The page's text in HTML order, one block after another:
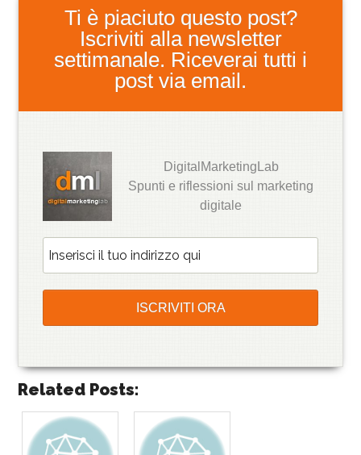
Ti è piaciuto questo post?
Iscriviti alla newsletter
settimanale. Riceverai tutti i
post via email.
DigitalMarketingLab
Spunti e riflessioni sul marketing
digitale
Related Posts: